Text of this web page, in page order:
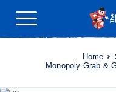
Home
Monopoly Grab &